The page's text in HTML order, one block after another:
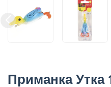
Приманка Утка